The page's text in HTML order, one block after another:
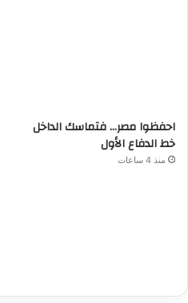
احفظوا مصر… فتماسك الداخل
خط الدفاع الأول
منذ 4 ساعات